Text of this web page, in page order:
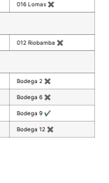
016 Lomas ✖
012 Riobamba ✖
Bodega 2 ✖
Bodega 6 ✖
Bodega 9 ✔
Bodega 12 ✖